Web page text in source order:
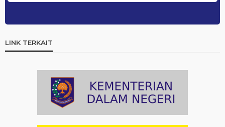
Ini Teks Lengkap Doa Kebangsaan Umat Kristen
Protestan di Monas
Artikel
Paduan Suara yang Menyatukan Harapan untuk
Indonesia
LINK TERKAIT